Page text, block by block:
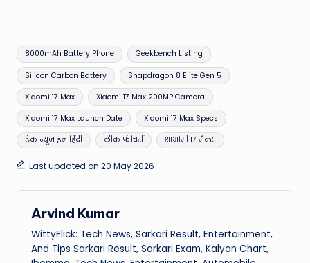
Tags:
8000mAh Battery Phone Geekbench Listing
Silicon Carbon Battery Snapdragon 8 Elite Gen 5
Xiaomi 17 Max Xiaomi 17 Max 200MP Camera
Xiaomi 17 Max Launch Date Xiaomi 17 Max Specs
टेक न्यूज इन हिंदी लीक फीचर्स शाओमी 17 मैक्स
Last updated on 20 May 2026
Arvind Kumar
WittyFlick: Tech News, Sarkari Result, Entertainment,
And Tips Sarkari Result, Sarkari Exam, Kalyan Chart,